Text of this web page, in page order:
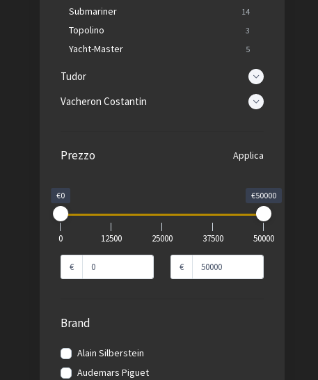
Submariner 14
Topolino 3
Yacht-Master 5
Tudor
Vacheron Costantin
Prezzo Applica
€0 €50000
0 12500 25000 37500 50000
€ €
Brand
Alain Silberstein
Audemars Piguet